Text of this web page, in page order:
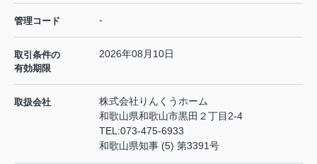
管理コード -
取引条件の
有効期限
2026年08月10日
取扱会社
株式会社りんくうホーム
和歌山県和歌山市黒田２丁目2-4
TEL:073-475-6933
和歌山県知事 (5) 第3391号